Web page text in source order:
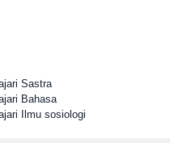
Sastra
Bahasa
Ilmu sosiologi